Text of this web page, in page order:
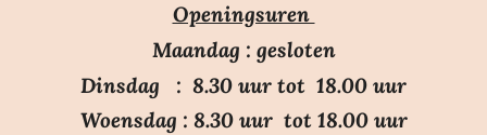
e
n
e
n
e
n
e
n
Openingsuren
Maandag : gesloten
Dinsdag : 8.30 uur tot 18.00 uur
Woensdag : 8.30 uur tot 18.00 uur